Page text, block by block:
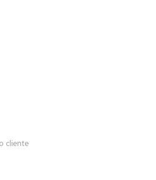
cliente